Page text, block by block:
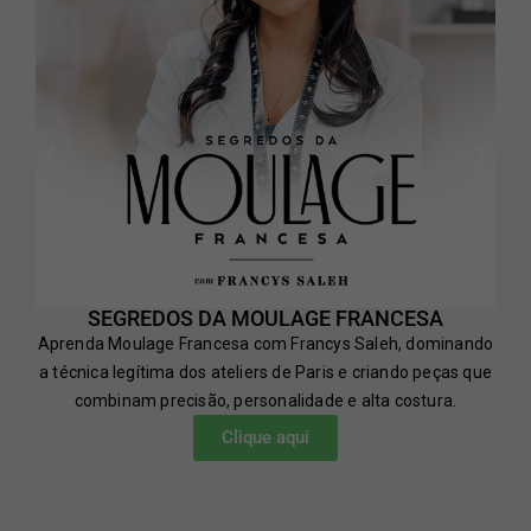
SEGREDOS DA MOULAGE FRANCESA
Aprenda Moulage Francesa com Francys Saleh, dominando
a técnica legítima dos ateliers de Paris e criando peças que
combinam precisão, personalidade e alta costura.
Clique aqui